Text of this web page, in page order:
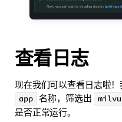
查看日志
现在我们可以查看日志啦
app 名称，筛选出
是否正常运行。